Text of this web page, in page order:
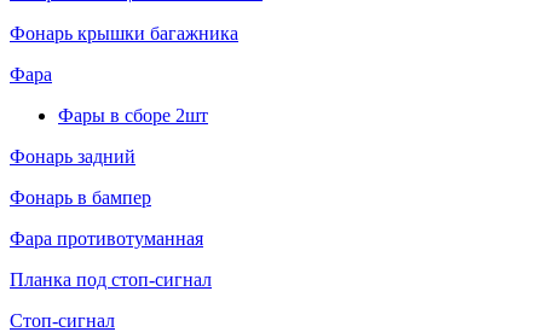
Фонарь крышки багажника
Фара
Фары в сборе 2шт
Фонарь задний
Фонарь в бампер
Фара противотуманная
Планка под стоп-сигнал
Стоп-сигнал